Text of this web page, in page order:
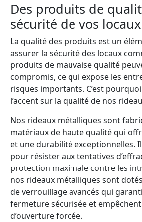
Des produits de
sécurité de vos locaux
La qualité des produits est un
assurer la sécurité des locaux
produits de mauvaise qualité
compromis, ce qui expose les
risques importants. C’est
l’accent sur la qualité de nos
Nos rideaux métalliques sont
matériaux de haute qualité qui
et une durabilité exceptionnelles.
pour résister aux tentatives
protection maximale contre les
nos rideaux métalliques sont
de verrouillage avancés qui
fermeture sécurisée et
d’ouverture forcée.